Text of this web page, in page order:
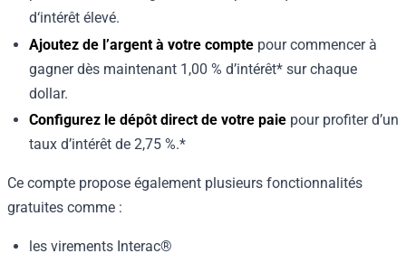
d‘intérêt élevé.
Ajoutez de l’argent à votre compte pour commencer à
gagner dès maintenant 1,00 % d’intérêt* sur chaque
dollar.
Configurez le dépôt direct de votre paie pour profiter d’un
taux d’intérêt de 2,75 %.*
Ce compte propose également plusieurs fonctionnalités
gratuites comme :
les virements Interac®